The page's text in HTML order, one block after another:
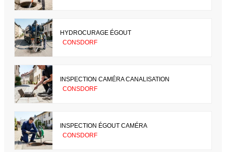
HYDROCURAGE ÉGOUT
CONSDORF
INSPECTION CAMÉRA CANALISATION
CONSDORF
INSPECTION ÉGOUT CAMÉRA
CONSDORF